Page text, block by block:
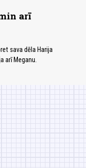
arī
sava dēla Harija
arī Meganu.